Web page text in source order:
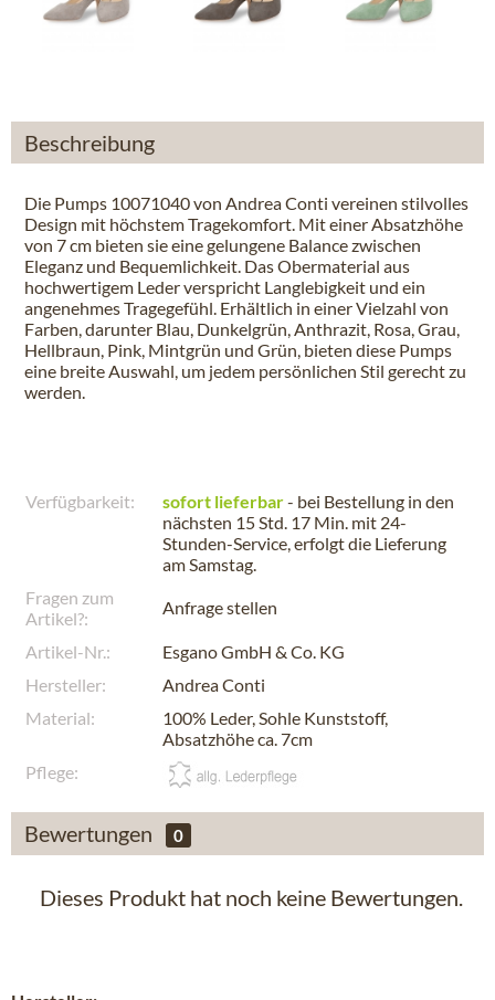
Beschreibung
Die Pumps 10071040 von Andrea Conti vereinen stilvolles
Design mit höchstem Tragekomfort. Mit einer Absatzhöhe
von 7 cm bieten sie eine gelungene Balance zwischen
Eleganz und Bequemlichkeit. Das Obermaterial aus
hochwertigem Leder verspricht Langlebigkeit und ein
angenehmes Tragegefühl. Erhältlich in einer Vielzahl von
Farben, darunter Blau, Dunkelgrün, Anthrazit, Rosa, Grau,
Hellbraun, Pink, Mintgrün und Grün, bieten diese Pumps
eine breite Auswahl, um jedem persönlichen Stil gerecht zu
werden.
Verfügbarkeit: sofort lieferbar- bei Bestellung in den
nächsten 15 Std. 17 Min. mit 24-
Stunden-Service, erfolgt die Lieferung
amSamstag.
Fragen zum
Artikel?:
Anfrage stellen
Artikel-Nr.:
Esgano GmbH & Co. KG
Hersteller:
Andrea Conti
Material:
100% Leder, Sohle Kunststoff,
Absatzhöhe ca. 7cm
Pflege:
Bewertungen 0
Dieses Produkt hat noch keine Bewertungen.